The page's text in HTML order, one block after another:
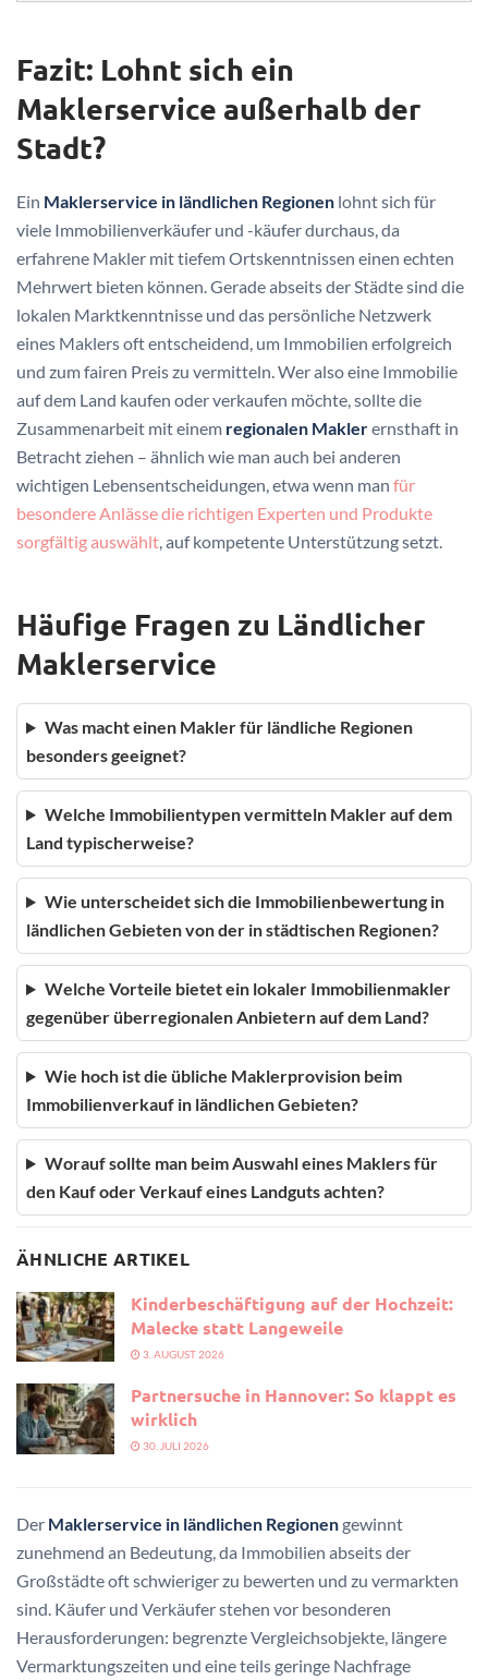
Fazit: Lohnt sich ein
Maklerservice außerhalb der
Stadt?
Ein Maklerservice in ländlichen Regionen lohnt sich für
viele Immobilienverkäufer und -käufer durchaus, da
erfahrene Makler mit tiefem Ortskenntnissen einen echten
Mehrwert bieten können. Gerade abseits der Städte sind die
lokalen Marktkenntnisse und das persönliche Netzwerk
eines Maklers oft entscheidend, um Immobilien erfolgreich
und zum fairen Preis zu vermitteln. Wer also eine Immobilie
auf dem Land kaufen oder verkaufen möchte, sollte die
Zusammenarbeit mit einem regionalen Maklerernsthaft in
Betracht ziehen – ähnlich wie man auch bei anderen
wichtigen Lebensentscheidungen, etwa wenn man für
besondere Anlässe die richtigen Experten und Produkte
sorgfältig auswählt, auf kompetente Unterstützung setzt.
Häufige Fragen zu Ländlicher
Maklerservice
Was macht einen Makler für ländliche Regionen
besonders geeignet?
Welche Immobilientypen vermitteln Makler auf dem
Land typischerweise?
Wie unterscheidet sich die Immobilienbewertung in
ländlichen Gebieten von der in städtischen Regionen?
Welche Vorteile bietet ein lokaler Immobilienmakler
gegenüber überregionalen Anbietern auf dem Land?
Wie hoch ist die übliche Maklerprovision beim
Immobilienverkauf in ländlichen Gebieten?
Worauf sollte man beim Auswahl eines Maklers für
den Kauf oder Verkauf eines Landguts achten?
ÄHNLICHE ARTIKEL
Kinderbeschäftigung auf der Hochzeit:
Malecke statt Langeweile
3. AUGUST 2026
Partnersuche in Hannover: So klappt es
wirklich
30. JULI 2026
Der Maklerservice in ländlichen Regionen gewinnt
zunehmend an Bedeutung, da Immobilien abseits der
Großstädte oft schwieriger zu bewerten und zu vermarkten
sind. Käufer und Verkäufer stehen vor besonderen
Herausforderungen: begrenzte Vergleichsobjekte, längere
Vermarktungszeiten und eine teils geringe Nachfrage